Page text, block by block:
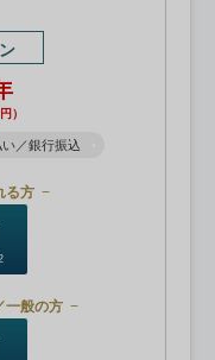
）
／銀行振込
る方
一般の方